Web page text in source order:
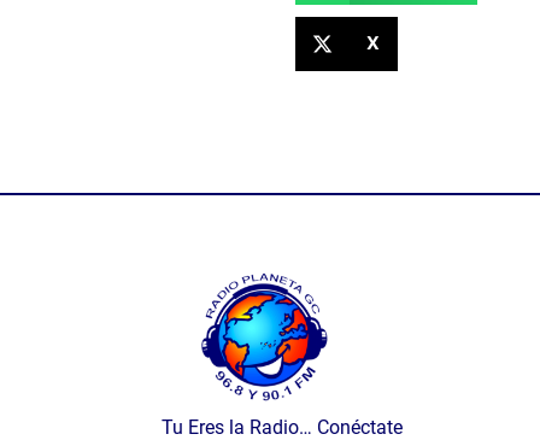
X
Tu Eres la Radio… Conéctate